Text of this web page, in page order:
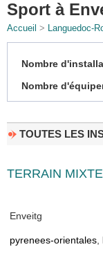
Sport à
Accueil > Languedoc-
Nombre
Nombre
TOUTES LES
TERRAIN MIXTE
Enveitg
pyrenees-orientales,